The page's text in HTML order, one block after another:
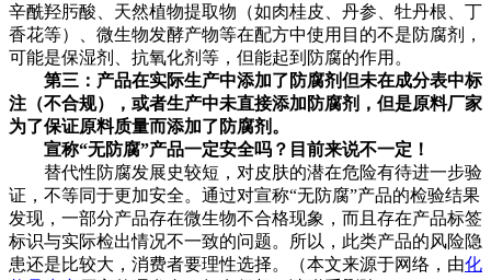
辛酰羟肟酸、天然植物提取物（如肉桂皮、丹参、牡丹根、丁
香花等）、微生物发酵产物等在配方中使用目的不是防腐剂，
可能是保湿剂、抗氧化剂等，但能起到防腐的作用。
第三：产品在实际生产中添加了防腐剂但未在成分表中标
注（不合规），或者生产中未直接添加防腐剂，但是原料厂家
为了保证原料质量而添加了防腐剂。
宣称“无防腐”产品一定安全吗？目前来说不一定！
替代性防腐发展史较短，对皮肤的潜在危险有待进一步验
证，不等同于更加安全。通过对宣称“无防腐”产品的检验结果
发现，一部分产品存在微生物不合格现象，而且存在产品标签
标识与实际检出情况不一致的问题。所以，此类产品的风险隐
患还是比较大，消费者要理性选择。（本文来源于网络，由化